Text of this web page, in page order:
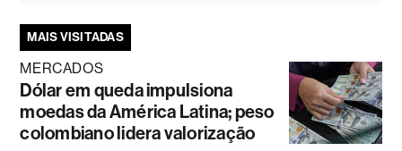
MAIS VISITADAS
MERCADOS
Dólar em queda impulsiona
moedas da América Latina; peso
colombiano lidera valorização